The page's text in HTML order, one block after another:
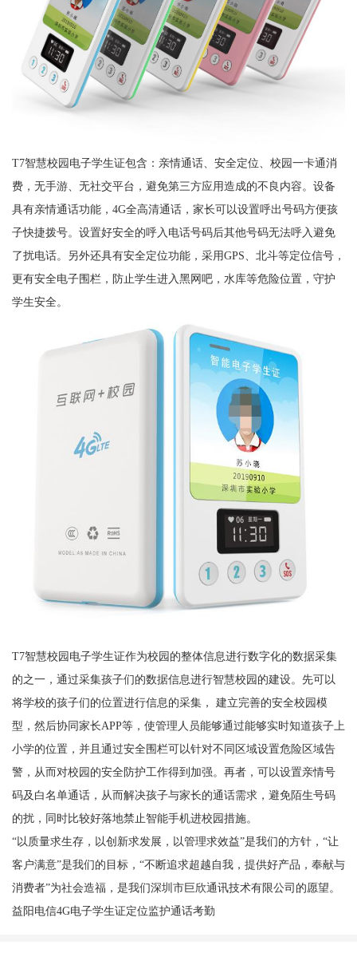
T7智慧校园电子学生证包含：亲情通话、安全定位、校园一卡通消
费，无手游、无社交平台，避免第三方应用造成的不良内容。设备
具有亲情通话功能，4G全高清通话，家长可以设置呼出号码方便孩
子快捷拨号。设置好安全的呼入电话号码后其他号码无法呼入避免
了扰电话。另外还具有安全定位功能，采用GPS、北斗等定位信号，
更有安全电子围栏，防止学生进入黑网吧，水库等危险位置，守护
学生安全。
T7智慧校园电子学生证作为校园的整体信息进行数字化的数据采集
的之一，通过采集孩子们的数据信息进行智慧校园的建设。先可以
将学校的孩子们的位置进行信息的采集， 建立完善的安全校园模
型，然后协同家长APP等，使管理人员能够通过能够实时知道孩子上
小学的位置，并且通过安全围栏可以针对不同区域设置危险区域告
警，从而对校园的安全防护工作得到加强。再者，可以设置亲情号
码及白名单通话，从而解决孩子与家长的通话需求，避免陌生号码
的扰，同时比较好落地禁止智能手机进校园措施。
“以质量求生存，以创新求发展，以管理求效益”是我们的方针，“让
客户满意”是我们的目标，“不断追求超越自我，提供好产品，奉献与
消费者”为社会造福，是我们深圳市巨欣通讯技术有限公司的愿望。
益阳电信4G电子学生证定位监护通话考勤